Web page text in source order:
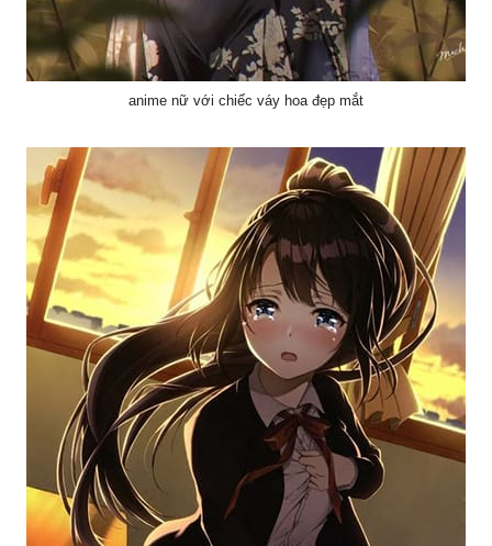
anime nữ với chiếc váy hoa đẹp mắt